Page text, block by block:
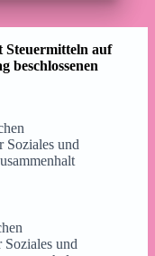
Steuermitteln auf
beschlossenen